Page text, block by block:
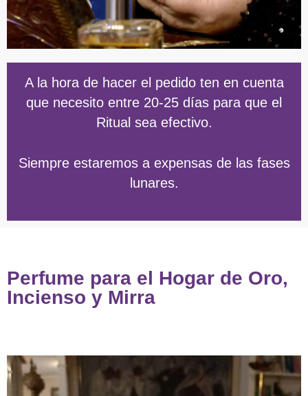
A la hora de hacer el pedido ten en cuenta
que necesito entre 20-25 días para que el
Ritual sea efectivo.
Siempre estaremos a expensas de las fases
lunares.
Perfume para el Hogar de Oro,
Incienso y Mirra